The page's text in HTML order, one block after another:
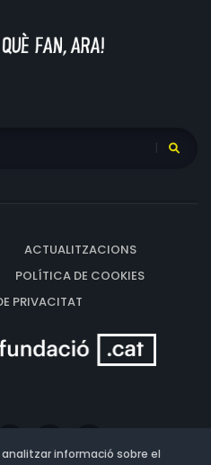
ACTUALITZACIONS
POLÍTICA DE COOKIES
PRIVACITAT
informació sobre el